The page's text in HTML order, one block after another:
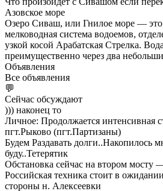
Азовское море
Озеро Сиваш, или Гнилое море — это
мелководная система водоемов,
узкой косой Арабатская Стрелка.
преимущественно через два
Объявления
Все объявления
💬
Сейчас обсуждают
))) наконец то
Личное: Продолжается интенсивная
пгт.Рыково (пгт.Партизаны)
Будем Раздавать долги..Накопилось
буду..Тетерятик
Обстановка сейчас на втором мосту
Российская техника стоит в
стороны н. Алексеевки